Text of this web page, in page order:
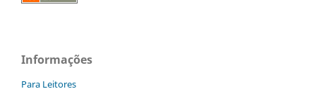
Informações
Para Leitores